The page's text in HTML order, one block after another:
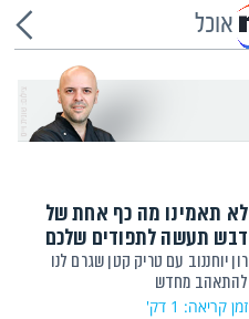
אוכל
לא תאמינו מה כף אחת של
דבש תעשה לתפודים שלכם
רון יוחננוב עם טריק קטן שגרם לנו
להתאהב מחדש
זמן קריאה: 1 דק'